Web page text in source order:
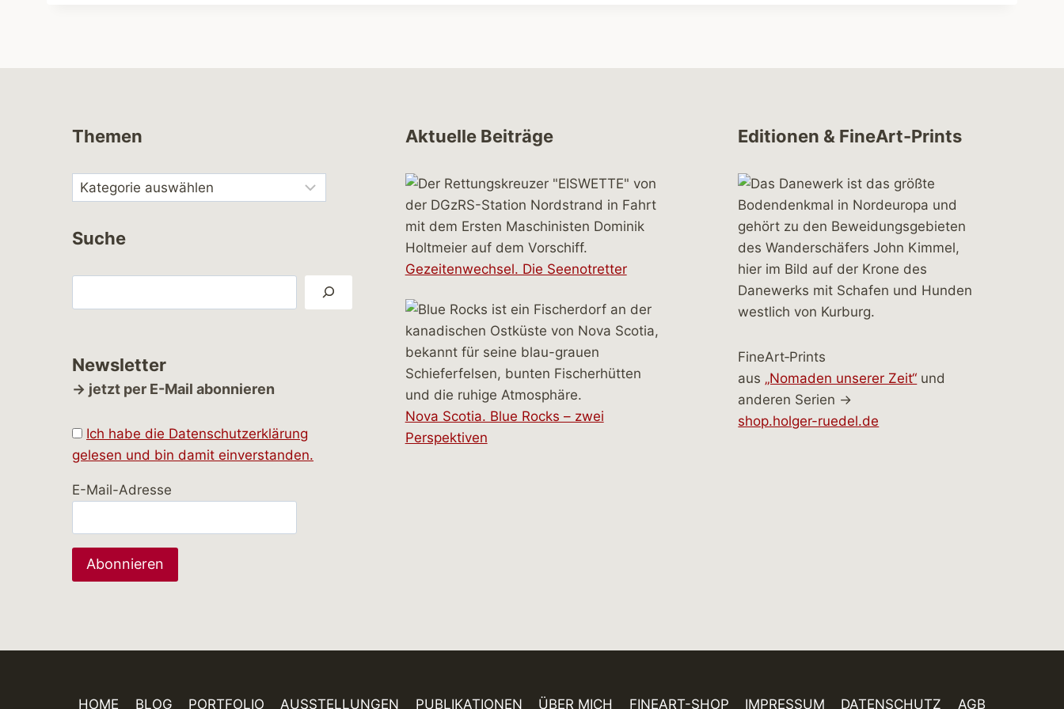
Themen
Suche
Newsletter
→ jetzt per E-Mail abonnieren
Ich habe die Datenschutzerklärung
gelesen und bin damit einverstanden.
E-Mail-Adresse
Aktuelle Beiträge
Gezeitenwechsel. Die Seenotretter
Nova Scotia. Blue Rocks – zwei
Perspektiven
Editionen & FineArt-Prints
FineArt‑Prints
aus „Nomaden unserer Zeit“ und
anderen Serien →
shop.holger-ruedel.de
HOME BLOG PORTFOLIO AUSSTELLUNGEN PUBLIKATIONEN ÜBER MICH FINEART-SHOP IMPRESSUM DATENSCHUTZ AGB